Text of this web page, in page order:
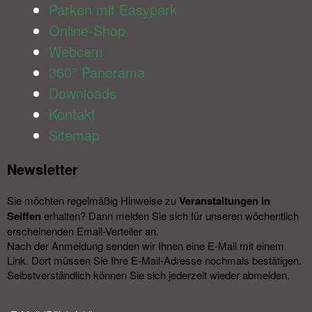
Parken mit Easypark
Online-Shop
Webcam
360° Panorama
Downloads
Kontakt
Sitemap
Newsletter​
Sie möchten regelmäßig Hinweise zu Veranstal­tungen in
Seiffen erhalten? Dann melden Sie sich für unseren wöchentlich
erscheinenden Email-Verteiler an.
Nach der Anmeldung senden wir Ihnen eine E-Mail mit einem
Link. Dort müssen Sie Ihre E-Mail-Adresse nochmals bestätigen.
Selbstverständlich können Sie sich jederzeit wieder abmelden.​